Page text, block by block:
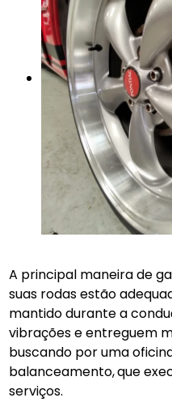
A principal maneira de
suas rodas estão
mantido durante a
vibrações e entreguem
buscando por uma
balanceamento,que
serviços.